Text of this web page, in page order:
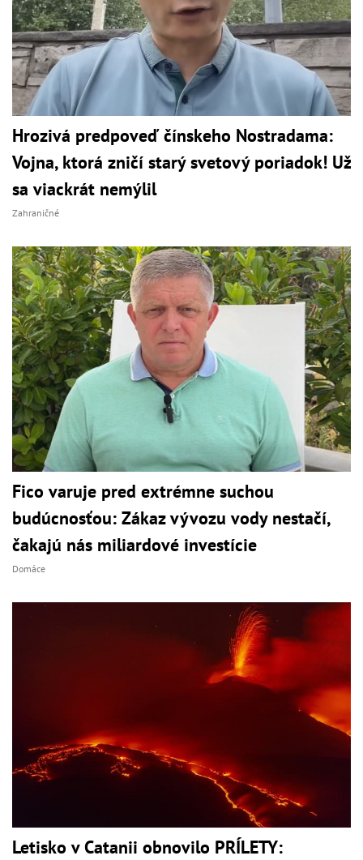
Hrozivá predpoveď čínskeho Nostradama:
Vojna, ktorá zničí starý svetový poriadok! Už
sa viackrát nemýlil
Zahraničné
Fico varuje pred extrémne suchou
budúcnosťou: Zákaz vývozu vody nestačí,
čakajú nás miliardové investície
Domáce
Letisko v Catanii obnovilo PRÍLETY: